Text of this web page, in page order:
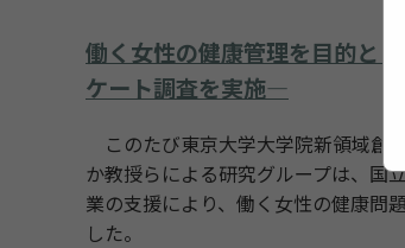
働く女性の健康管理を目的と
ケート調査を実施―
このたび東京大学大学院新領域創
か教授らによる研究グループは、国
業の支援により、働く女性の健康問
した。